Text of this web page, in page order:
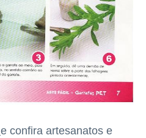
e confira artesanatos e